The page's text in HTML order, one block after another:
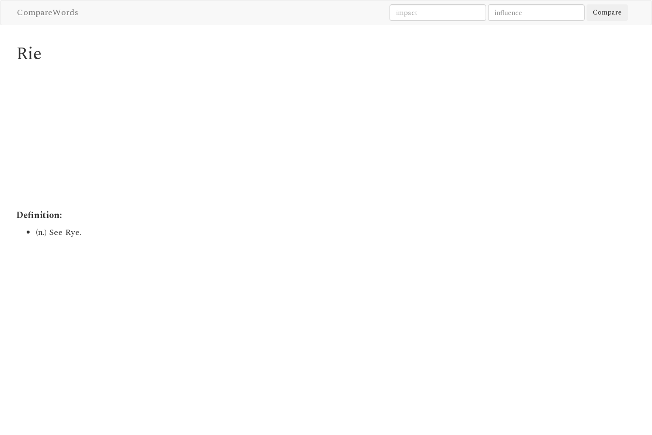
CompareWords Compare
Rie
Definition:
(n.) See Rye.